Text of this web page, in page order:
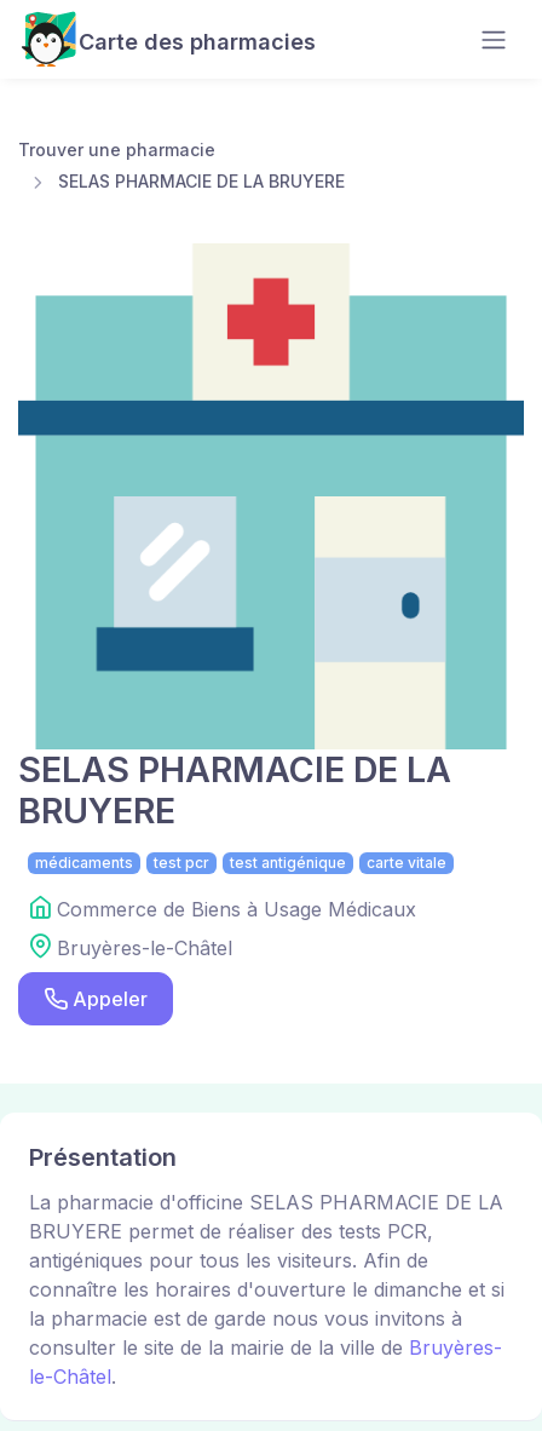
Carte des pharmacies
Trouver une pharmacie
SELAS PHARMACIE DE LA BRUYERE
SELAS PHARMACIE DE LA
BRUYERE
médicaments test pcr test antigénique carte vitale
Commerce de Biens à Usage Médicaux
Bruyères-le-Châtel
Appeler
Présentation
La pharmacie d'officine SELAS PHARMACIE DE LA
BRUYERE permet de réaliser des tests PCR,
antigéniques pour tous les visiteurs. Afin de
connaître les horaires d'ouverture le dimanche et si
la pharmacie est de garde nous vous invitons à
consulter le site de la mairie de la ville de Bruyères-
le-Châtel.